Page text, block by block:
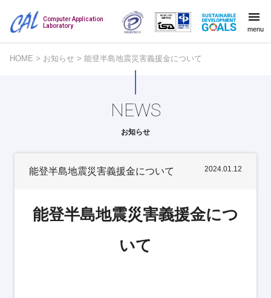
Computer Application
Laboratory
menu
HOME > お知らせ > 能登半島地震災害義援金について
NEWS
お知らせ
2024.01.12
能登半島地震災害義援金について
能登半島地震災害義援金につ
いて